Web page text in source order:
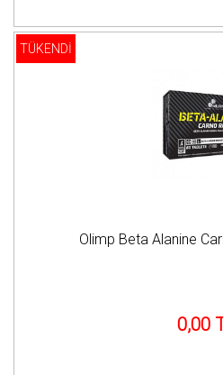
TÜKENDİ
Olimp Beta Alanine
0,00